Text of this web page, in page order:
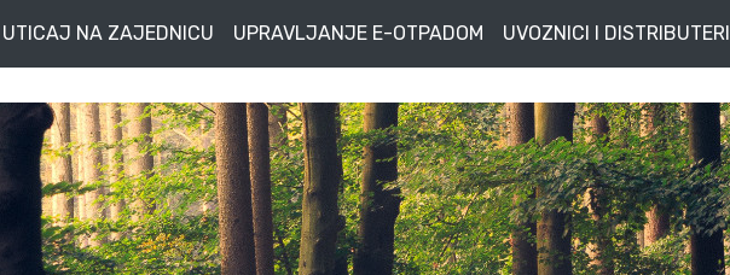
UTICAJ NA ZAJEDNICU UPRAVLJANJE E-OTPADOM UVOZNICI I DISTRIBUTERI